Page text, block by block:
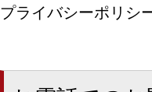
プライバシーポリシ